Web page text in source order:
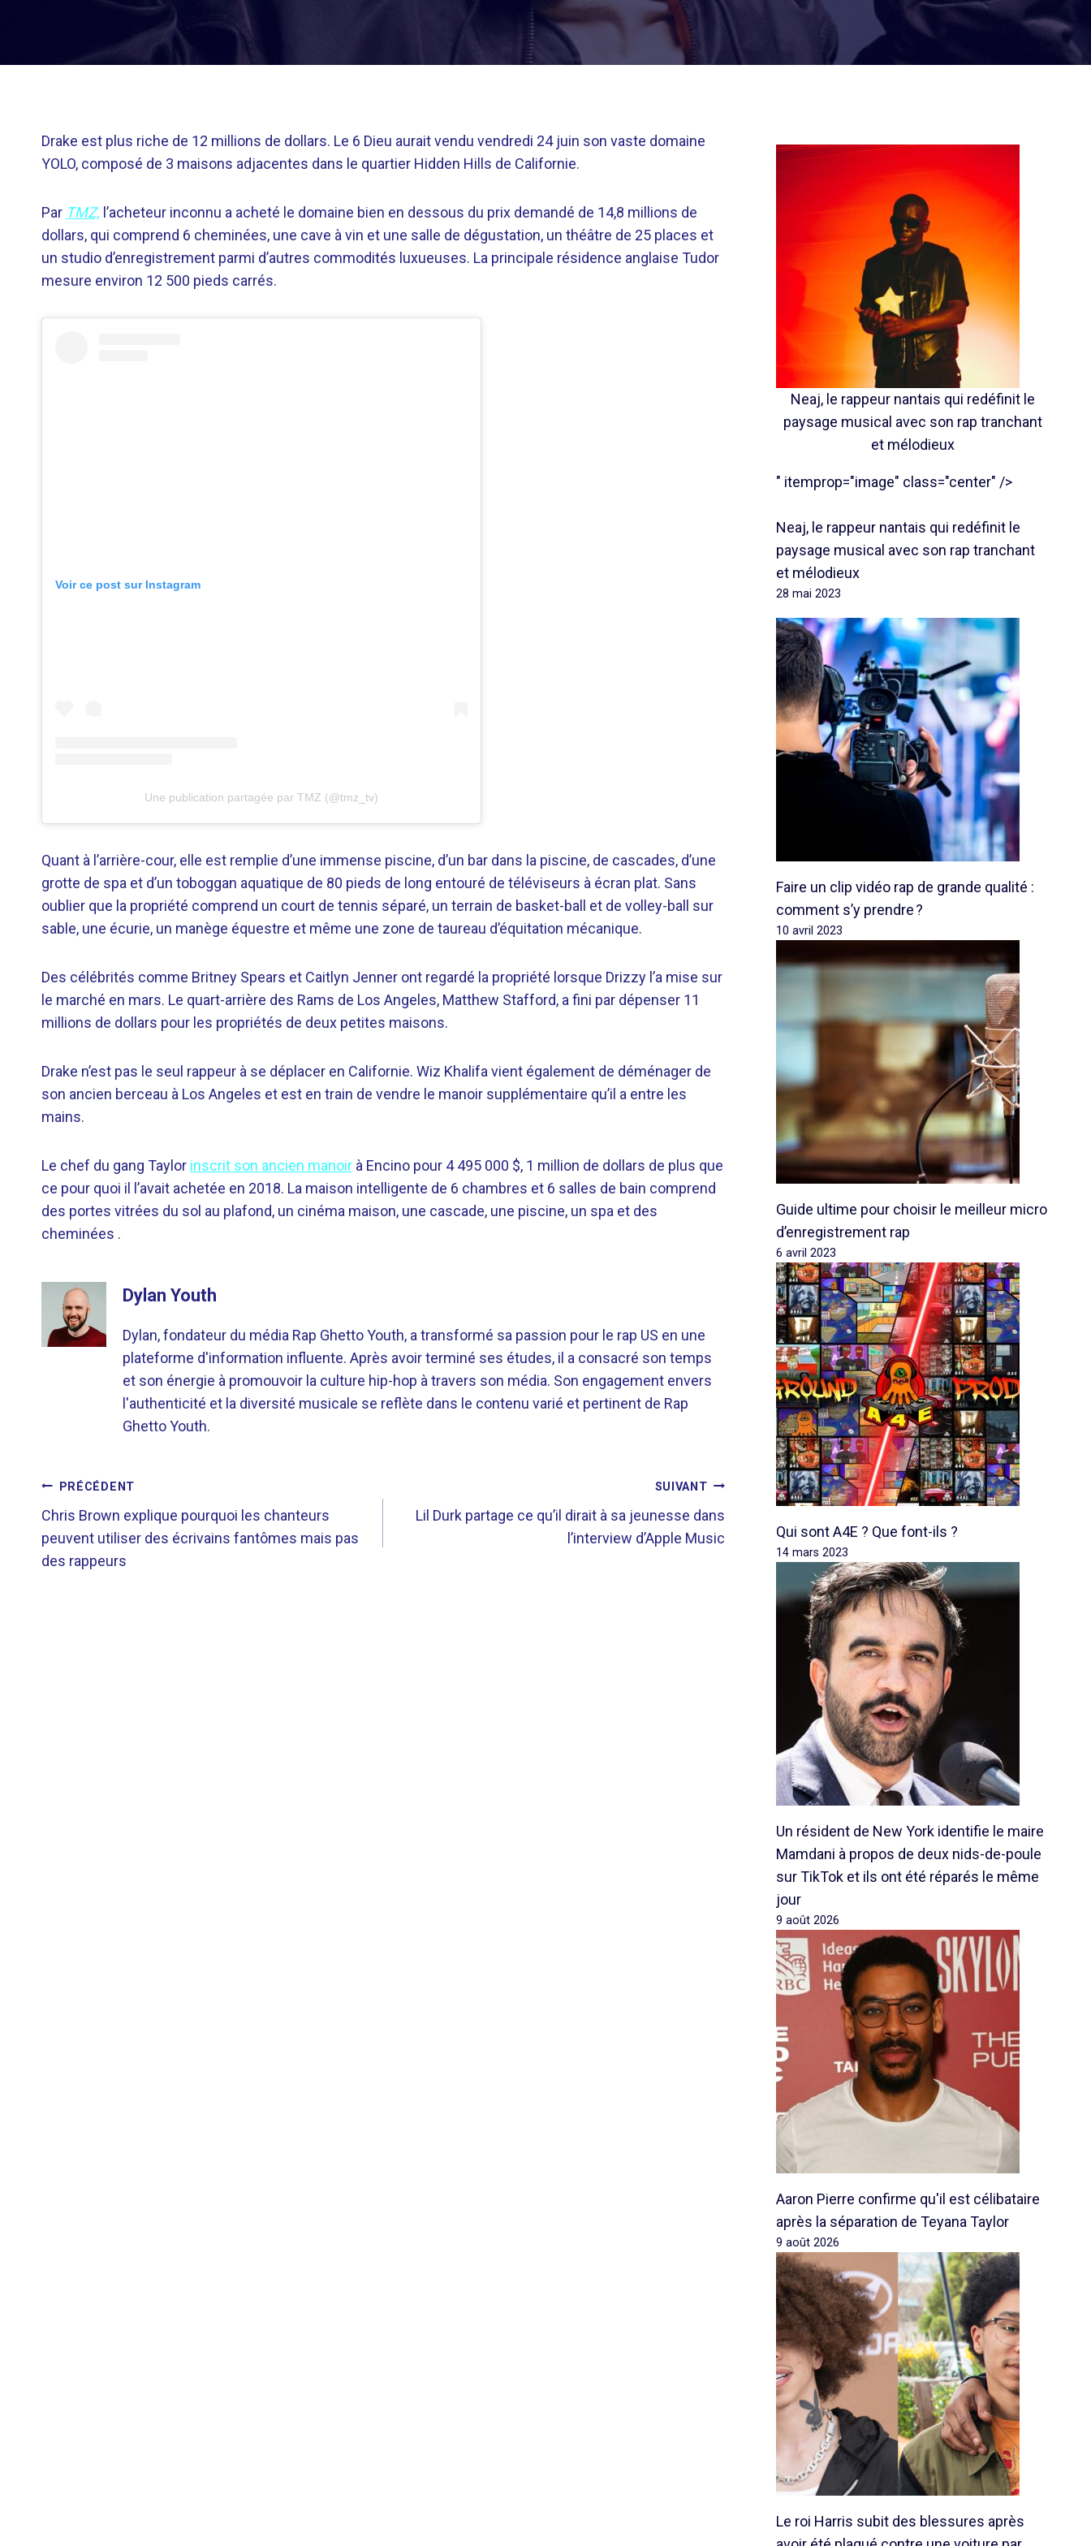
Drake est plus riche de 12 millions de dollars. Le 6 Dieu aurait vendu vendredi 24 juin son vaste domaine
YOLO, composé de 3 maisons adjacentes dans le quartier Hidden Hills de Californie.
Par TMZ, l’acheteur inconnu a acheté le domaine bien en dessous du prix demandé de 14,8 millions de
dollars, qui comprend 6 cheminées, une cave à vin et une salle de dégustation, un théâtre de 25 places et
un studio d’enregistrement parmi d’autres commodités luxueuses. La principale résidence anglaise Tudor
mesure environ 12 500 pieds carrés.
Voir ce post sur Instagram
Une publication partagée par TMZ (@tmz_tv)
Quant à l’arrière-cour, elle est remplie d’une immense piscine, d’un bar dans la piscine, de cascades, d’une
grotte de spa et d’un toboggan aquatique de 80 pieds de long entouré de téléviseurs à écran plat. Sans
oublier que la propriété comprend un court de tennis séparé, un terrain de basket-ball et de volley-ball sur
sable, une écurie, un manège équestre et même une zone de taureau d’équitation mécanique.
Des célébrités comme Britney Spears et Caitlyn Jenner ont regardé la propriété lorsque Drizzy l’a mise sur
le marché en mars. Le quart-arrière des Rams de Los Angeles, Matthew Stafford, a fini par dépenser 11
millions de dollars pour les propriétés de deux petites maisons.
Drake n’est pas le seul rappeur à se déplacer en Californie. Wiz Khalifa vient également de déménager de
son ancien berceau à Los Angeles et est en train de vendre le manoir supplémentaire qu’il a entre les
mains.
Le chef du gang Taylor inscrit son ancien manoir à Encino pour 4 495 000 $, 1 million de dollars de plus que
ce pour quoi il l’avait achetée en 2018. La maison intelligente de 6 chambres et 6 salles de bain comprend
des portes vitrées du sol au plafond, un cinéma maison, une cascade, une piscine, un spa et des
cheminées .
Dylan Youth
Dylan, fondateur du média Rap Ghetto Youth, a transformé sa passion pour le rap US en une
plateforme d'information influente. Après avoir terminé ses études, il a consacré son temps
et son énergie à promouvoir la culture hip-hop à travers son média. Son engagement envers
l'authenticité et la diversité musicale se reflète dans le contenu varié et pertinent de Rap
Ghetto Youth.
NAVIGATION
DE
L’ARTICLE
PRÉCÉDENT
Chris Brown explique pourquoi les chanteurs
peuvent utiliser des écrivains fantômes mais pas
des rappeurs
SUIVANT
Lil Durk partage ce qu’il dirait à sa jeunesse dans
l’interview d’Apple Music
Neaj, le rappeur nantais qui redéfinit le
paysage musical avec son rap tranchant
et mélodieux
" itemprop="image" class="center" />
Neaj, le rappeur nantais qui redéfinit le
paysage musical avec son rap tranchant
et mélodieux
28 mai 2023
Faire un clip vidéo rap de grande qualité :
comment s’y prendre ?
10 avril 2023
Guide ultime pour choisir le meilleur micro
d’enregistrement rap
6 avril 2023
Qui sont A4E ? Que font-ils ?
14 mars 2023
Un résident de New York identifie le maire
Mamdani à propos de deux nids-de-poule
sur TikTok et ils ont été réparés le même
jour
9 août 2026
Aaron Pierre confirme qu'il est célibataire
après la séparation de Teyana Taylor
9 août 2026
Le roi Harris subit des blessures après